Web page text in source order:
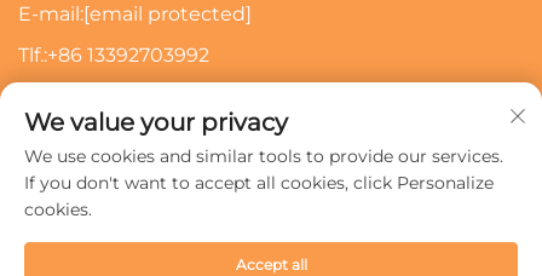
E-mail:[email protected]
Tlf.:+86 13392703992
Tilmeld
We value your privacy
We use cookies and similar tools to provide our services.
If you don't want to accept all cookies, click Personalize
cookies.
Accept all